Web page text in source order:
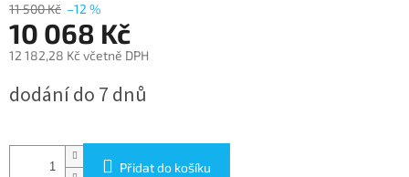
11 500 Kč –12 %
10 068 Kč
12 182,28 Kč včetně DPH
cena:
dodání do 7 dnů
Přidat do košíku